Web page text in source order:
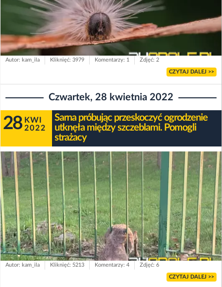
Autor: kam_ila Kliknięć: 3979 Komentarzy: 1 Zdjęć: 2
CZYTAJ DALEJ >>
Czwartek, 28 kwietnia 2022
28 KWI
2022
Sarna próbując przeskoczyć ogrodzenie
utknęła między szczeblami. Pomogli
strażacy
Autor: kam_ila Kliknięć: 5213 Komentarzy: 4 Zdjęć: 6
CZYTAJ DALEJ >>